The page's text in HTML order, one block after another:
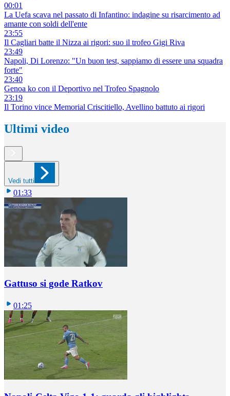
00:01
La Uefa scava nel passato di Infantino: indagine su risarcimento ad
amante con soldi dell'ente
23:55
Il Cagliari batte il Nizza ai rigori: suo il trofeo Gigi Riva
23:49
Napoli, Di Lorenzo: "Un buon test, sappiamo di essere una squadra
forte"
23:40
Genoa ko con il Deportivo nel Trofeo Spagnolo
23:19
Il Torino vince Memorial Criscitiello, Avellino battuto ai rigori
Ultimi video
Vedi tutti
01:33
Gattuso si gode Ratkov
01:25